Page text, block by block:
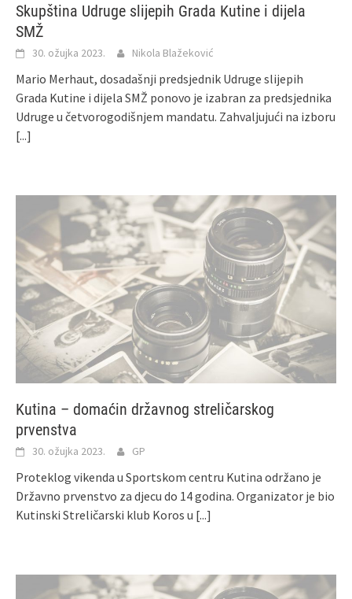
Skupština Udruge slijepih Grada Kutine i dijela
SMŽ
30. ožujka 2023. Nikola Blažeković
Mario Merhaut, dosadašnji predsjednik Udruge slijepih
Grada Kutine i dijela SMŽ ponovo je izabran za predsjednika
Udruge u četvorogodišnjem mandatu. Zahvaljujući na izboru
[...]
Kutina – domaćin državnog streličarskog
prvenstva
30. ožujka 2023. GP
Proteklog vikenda u Sportskom centru Kutina održano je
Državno prvenstvo za djecu do 14 godina. Organizator je bio
Kutinski Streličarski klub Koros u [...]